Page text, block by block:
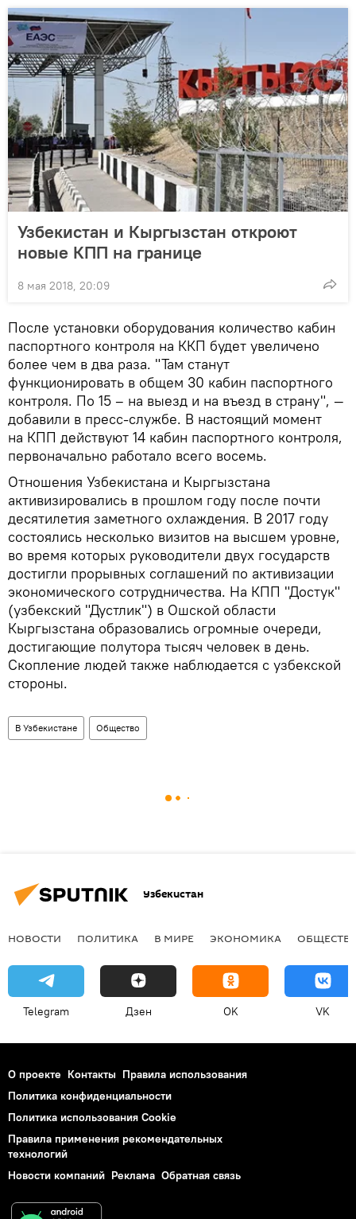
Узбекистан и Кыргызстан откроют
новые КПП на границе
8 мая 2018, 20:09
После установки оборудования количество кабин
паспортного контроля на ККП будет увеличено
более чем в два раза. "Там станут
функционировать в общем 30 кабин паспортного
контроля. По 15 – на выезд и на въезд в страну", —
добавили в пресс-службе. В настоящий момент
на КПП действуют 14 кабин паспортного контроля,
первоначально работало всего восемь.
Отношения Узбекистана и Кыргызстана
активизировались в прошлом году после почти
десятилетия заметного охлаждения. В 2017 году
состоялись несколько визитов на высшем уровне,
во время которых руководители двух государств
достигли прорывных соглашений по активизации
экономического сотрудничества. На КПП "Достук"
(узбекский "Дустлик") в Ошской области
Кыргызстана образовались огромные очереди,
достигающие полутора тысяч человек в день.
Скопление людей также наблюдается с узбекской
стороны.
В Узбекистане Общество
Узбекистан
НОВОСТИ ПОЛИТИКА В МИРЕ ЭКОНОМИКА
Telegram Дзен OK VK
О проекте Контакты Правила использования
Политика конфиденциальности
Политика использования Cookie
Правила применения рекомендательных
технологий
Новости компаний Реклама Обратная связь